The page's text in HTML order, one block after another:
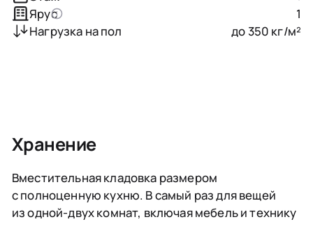
Ярус
1
Нагрузка на пол
до 350 кг/м²
Хранение
Вместительная кладовка размером
с полноценную кухню. В самый раз для вещей
из одной-двух комнат, включая мебель и технику